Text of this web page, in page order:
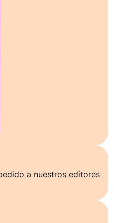
a nuestros editores